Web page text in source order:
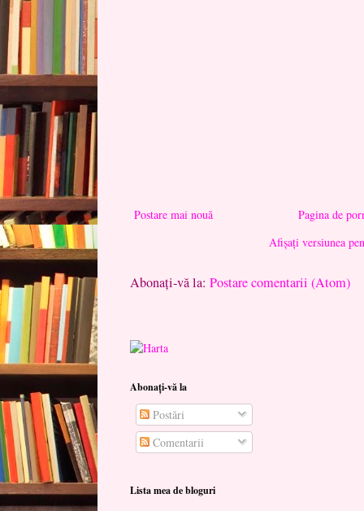
Postare mai nouă
Pagina de
Afișați versiunea
Abonați-vă la: Postare comentarii (Atom)
Abonați-vă la
Postări
Comentarii
Lista mea de bloguri